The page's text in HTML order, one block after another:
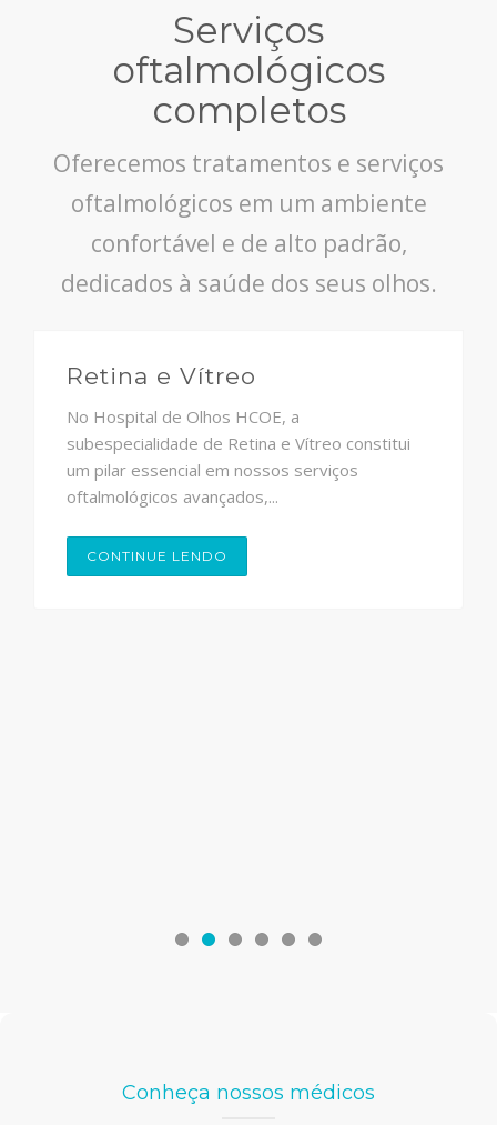
Serviços
oftalmológicos
completos
Oferecemos tratamentos e serviços
oftalmológicos em um ambiente
confortável e de alto padrão,
dedicados à saúde dos seus olhos.
Retina e Vítreo
No Hospital de Olhos HCOE, a
subespecialidade de Retina e Vítreo constitui
um pilar essencial em nossos serviços
oftalmológicos avançados,...
CONTINUE LENDO
Conheça nossos médicos